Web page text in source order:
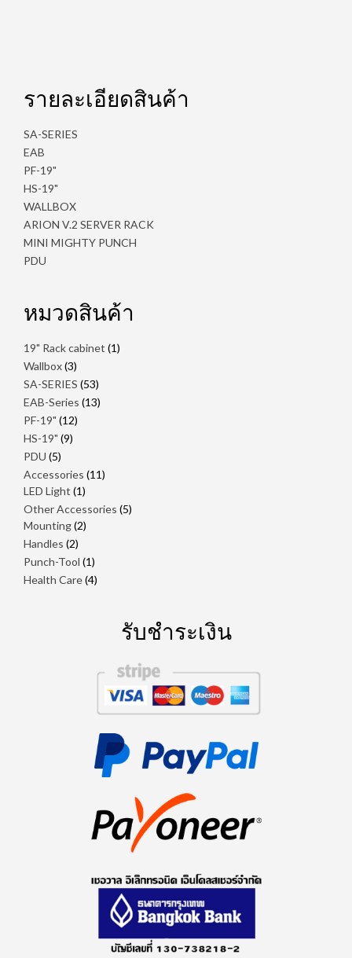
รายละเอียดสินค้า
SA-SERIES
EAB
PF-19"
HS-19"
WALLBOX
ARION V.2 SERVER RACK
MINI MIGHTY PUNCH
PDU
หมวดสินค้า
19" Rack cabinet 11
Wallbox 33
สินค้า
SA-SERIES 5353
สินค้า
EAB-Series 1313
PF-19" 1212
HS-19" 99
PDU 55
สินค้า
Accessories 1111
LED Light 11
สินค้า
Other Accessories 55
Mounting 22
Handles 22
สินค้า
Punch-Tool 11
สินค้า
Health Care 44
รับชำระเงิน